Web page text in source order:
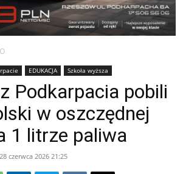
EDUKACJA Szkoła wyższa
Podkarpacia pobili
w oszczędnej
1 litrze paliwa
28 czerwca 2026 21:25